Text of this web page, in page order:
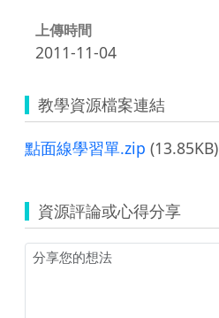
上傳時間
2011-11-04
教學資源檔案連結
點面線學習單.zip (13.85KB)
資源評論或心得分享